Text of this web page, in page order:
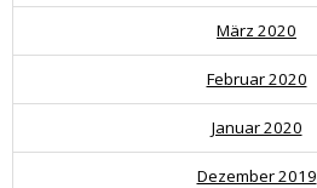
März 2020
Februar 2020
Januar 2020
Dezember 2019